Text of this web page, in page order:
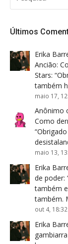
Últimos
Erika
Ancião:
Stars: “
também
maio 17,
Anônimo
Como
“
maio 13,
Erika
de poder:
também
também.
out 4, 18:32
Erika